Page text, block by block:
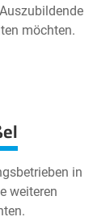
möchten.
in
weiteren